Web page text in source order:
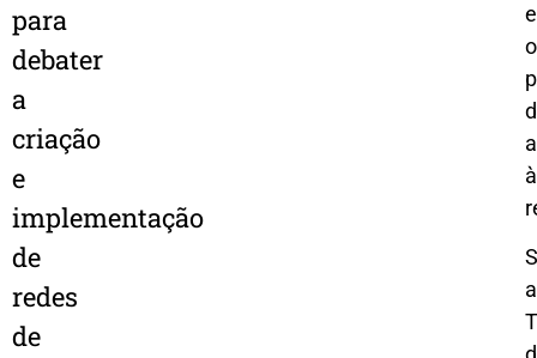
para
debater
a
criação
e
implementação
de
redes
de
e
o
a